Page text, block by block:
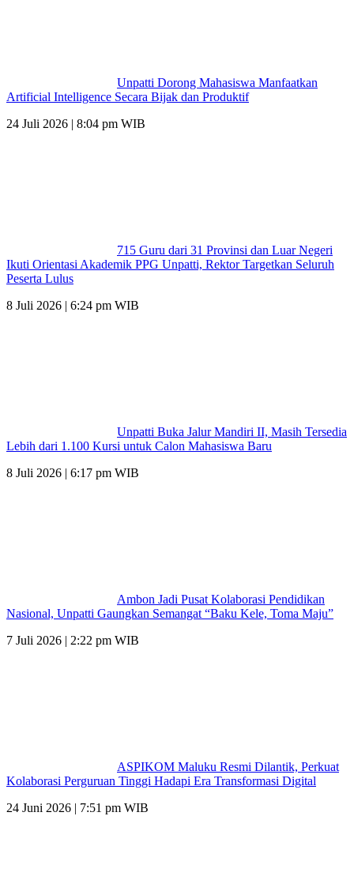
Unpatti Dorong Mahasiswa Manfaatkan
Artificial Intelligence Secara Bijak dan Produktif
24 Juli 2026 | 8:04 pm WIB
715 Guru dari 31 Provinsi dan Luar Negeri
Ikuti Orientasi Akademik PPG Unpatti, Rektor Targetkan Seluruh
Peserta Lulus
8 Juli 2026 | 6:24 pm WIB
Unpatti Buka Jalur Mandiri II, Masih Tersedia
Lebih dari 1.100 Kursi untuk Calon Mahasiswa Baru
8 Juli 2026 | 6:17 pm WIB
Ambon Jadi Pusat Kolaborasi Pendidikan
Nasional, Unpatti Gaungkan Semangat “Baku Kele, Toma Maju”
7 Juli 2026 | 2:22 pm WIB
ASPIKOM Maluku Resmi Dilantik, Perkuat
Kolaborasi Perguruan Tinggi Hadapi Era Transformasi Digital
24 Juni 2026 | 7:51 pm WIB